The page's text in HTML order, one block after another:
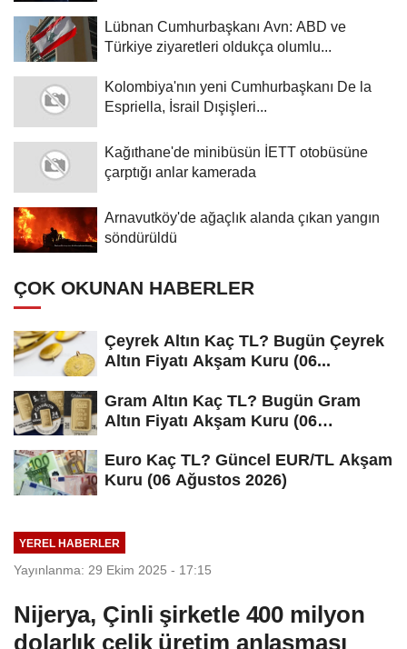
Lübnan Cumhurbaşkanı Avn: ABD ve
Türkiye ziyaretleri oldukça olumlu...
Kolombiya'nın yeni Cumhurbaşkanı De la
Espriella, İsrail Dışişleri...
Kağıthane'de minibüsün İETT otobüsüne
çarptığı anlar kamerada
Arnavutköy'de ağaçlık alanda çıkan yangın
söndürüldü
ÇOK OKUNAN HABERLER
Çeyrek Altın Kaç TL? Bugün Çeyrek
Altın Fiyatı Akşam Kuru (06...
Gram Altın Kaç TL? Bugün Gram
Altın Fiyatı Akşam Kuru (06
Euro Kaç TL? Güncel EUR/TL Akşam
Kuru (06 Ağustos 2026)
YEREL HABERLER
Yayınlanma: 29 Ekim 2025 - 17:15
Nijerya, Çinli şirketle 400 milyon
dolarlık çelik üretim anlaşması